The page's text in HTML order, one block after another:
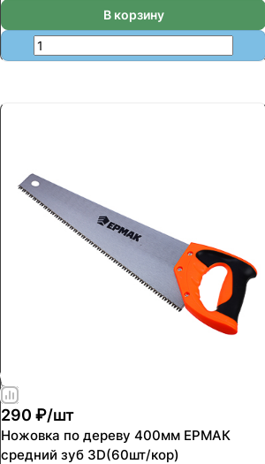
В корзину
290 ₽/шт
Ножовка по дереву 400мм ЕРМАК
средний зуб 3D(60шт/кор)